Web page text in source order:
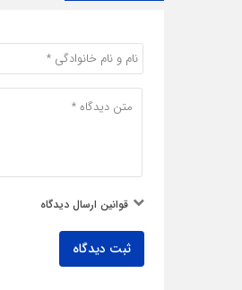
قوانین ارسال دیدگاه
ثبت دیدگاه